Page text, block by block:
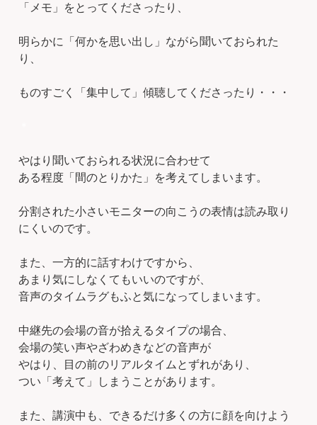
「メモ」をとってくださったり、
明らかに「何かを思い出し」ながら聞いておられた
り、
ものすごく「集中して」傾聴してくださったり・・・
やはり聞いておられる状況に合わせて
ある程度「間のとりかた」を考えてしまいます。
分割された小さいモニターの向こうの表情は読み取り
にくいのです。
また、一方的に話すわけですから、
あまり気にしなくてもいいのですが、
音声のタイムラグもふと気になってしまいます。
中継先の会場の音が拾えるタイプの場合、
会場の笑い声やざわめきなどの音声が
やはり、目の前のリアルタイムとずれがあり、
つい「考えて」しまうことがあります。
また、講演中も、できるだけ多くの方に顔を向けよう